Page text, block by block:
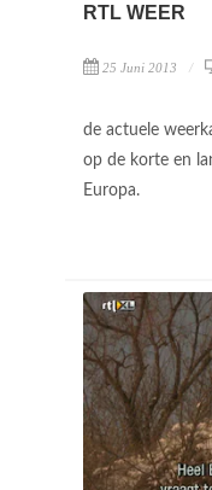
RTL WEER
25 Juni 2013
de actuele
op de korte en
Europa.